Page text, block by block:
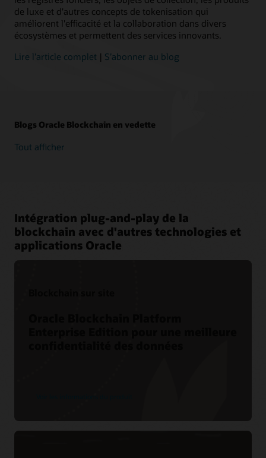
de luxe et d'autres concepts de tokenisation qui
améliorent l'efficacité et la collaboration dans divers
écosystèmes et permettent des services innovants.
Lire l’article complet | S’abonner au blog
Blogs Oracle Blockchain en vedette
Tout afficher
Intégration plug-and-play de la
blockchain avec d'autres technologies et
applications Oracle